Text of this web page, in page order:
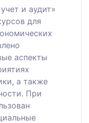
и аудит»
для
аспекты
а также
При